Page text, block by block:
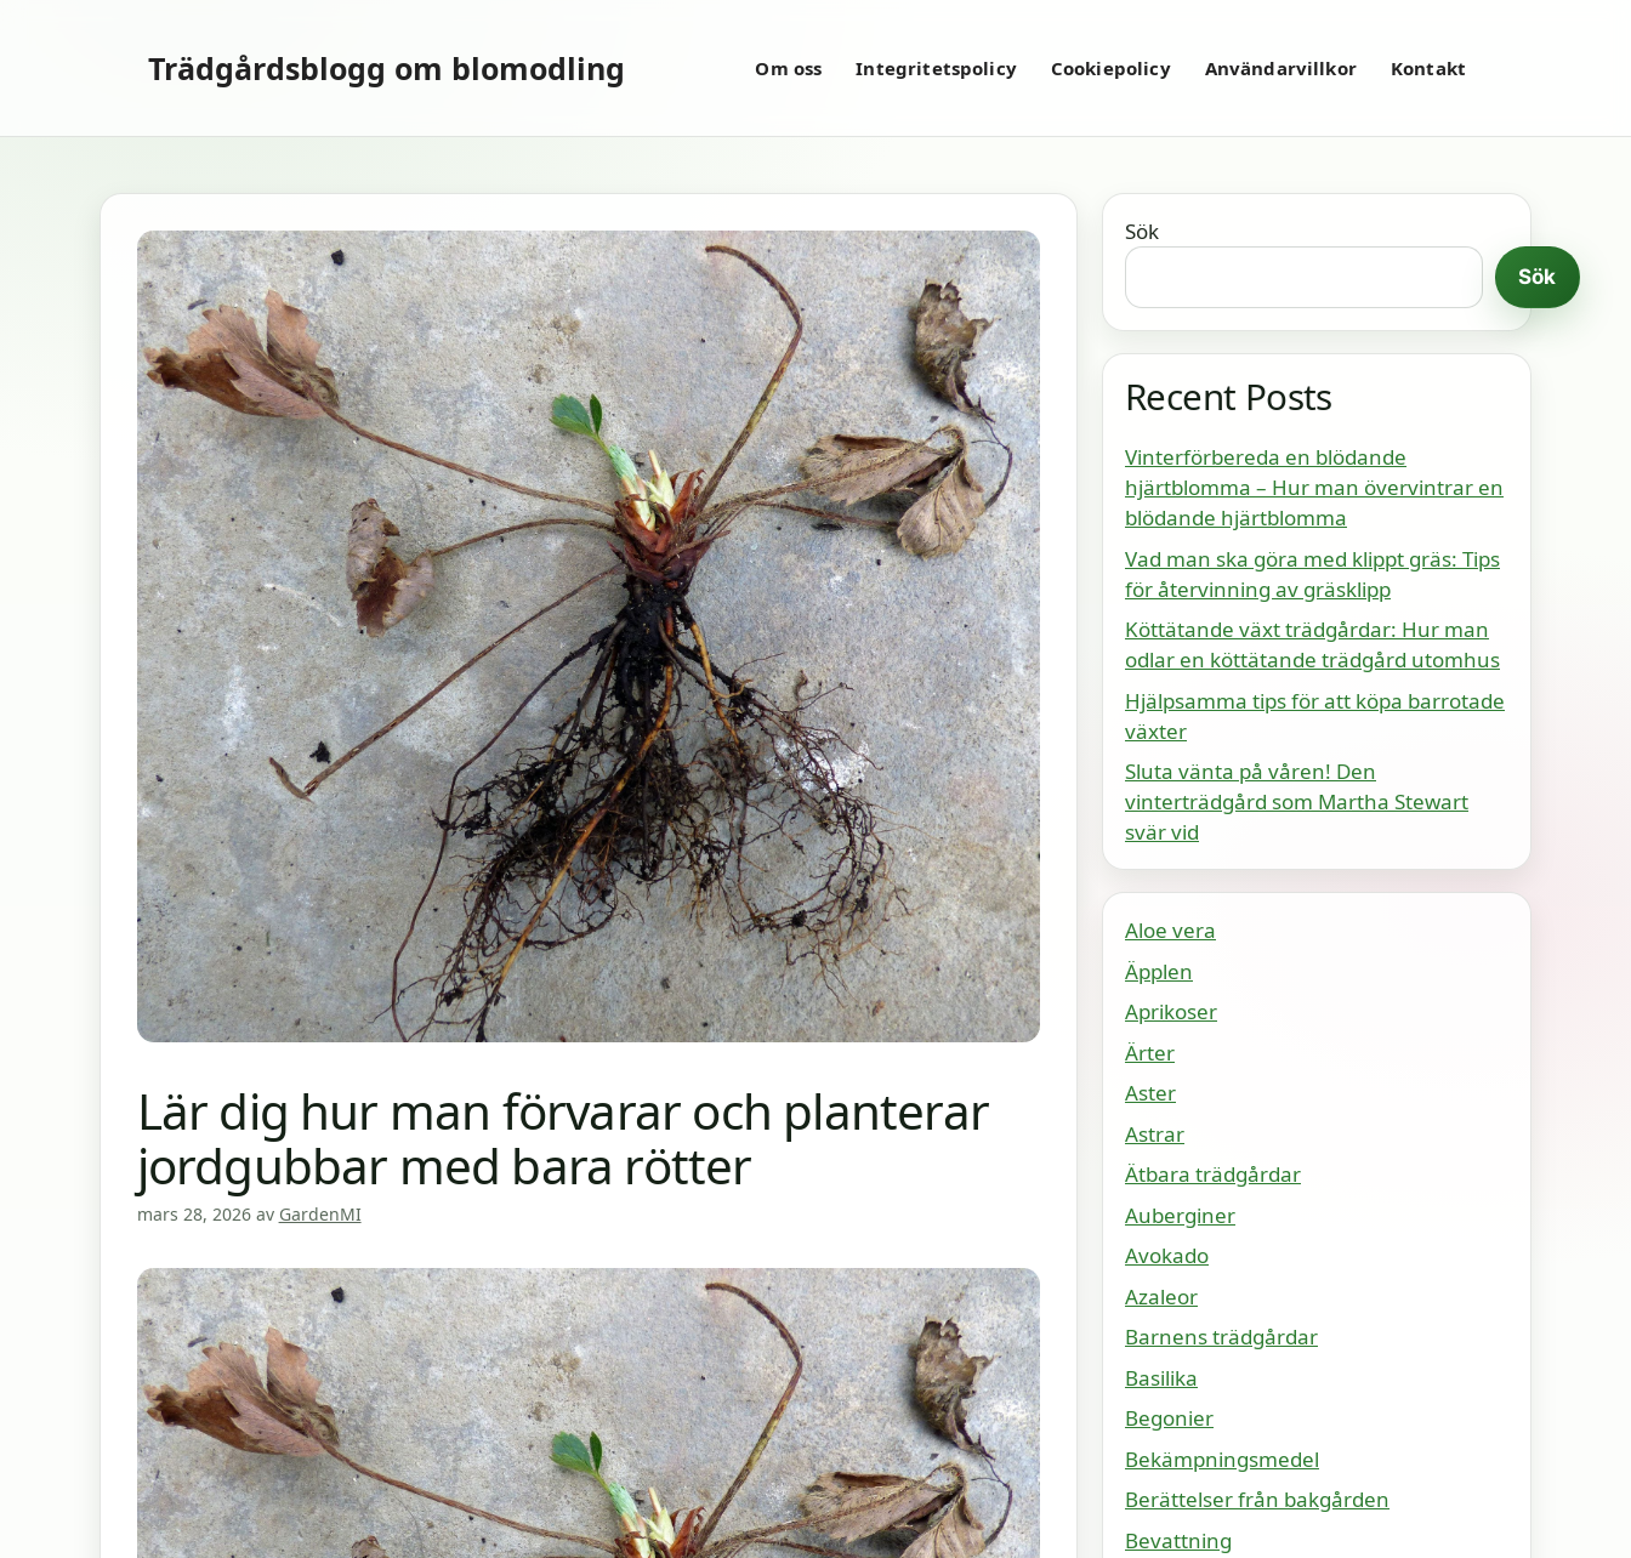
Trädgårdsblogg om blomodling Om oss Integritetspolicy Cookiepolicy Användarvillkor Kontakt
Lär dig hur man förvarar och planterar
jordgubbar med bara rötter
mars 28, 2026 av GardenMI
Sök
Sök
Recent Posts
Vinterförbereda en blödande
hjärtblomma – Hur man övervintrar en
blödande hjärtblomma
Vad man ska göra med klippt gräs: Tips
för återvinning av gräsklipp
Köttätande växt trädgårdar: Hur man
odlar en köttätande trädgård utomhus
Hjälpsamma tips för att köpa barrotade
växter
Sluta vänta på våren! Den
vinterträdgård som Martha Stewart
svär vid
Aloe vera
Äpplen
Aprikoser
Ärter
Aster
Astrar
Ätbara trädgårdar
Auberginer
Avokado
Azaleor
Barnens trädgårdar
Basilika
Begonier
Bekämpningsmedel
Berättelser från bakgården
Bevattning